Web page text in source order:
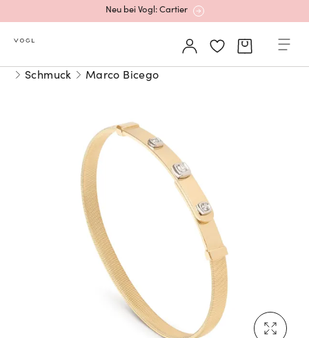
Neu bei Vogl: Cartier
Mehr erfahren: Ikonische Uhren von Cartier
Rolex Certified Pre-Owned entdecken
Neu bei Vogl: Uhren von Grand Seiko
Neu bei Vogl: Cartier
Mehr erfahren: Ikonische Uhren von Cartier
Schmuck Marco Bicego